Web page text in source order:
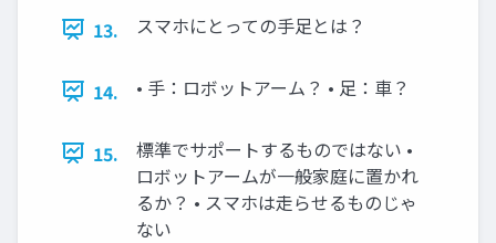
13. スマホにとっての手足とは？
14. • 手：ロボットアーム？ • 足：車？
15.
標準でサポートするものではない •
ロボットアームが一般家庭に置かれ
るか？ • スマホは走らせるものじゃ
ない